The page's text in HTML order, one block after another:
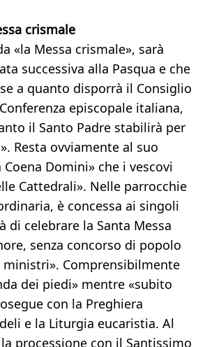
crismale
«la Messa crismale», sarà
successiva alla Pasqua e che
a quanto disporrà il Consiglio
episcopale italiana,
il Santo Padre stabilirà per
Resta ovviamente al suo
Domini» che i vescovi
Cattedrali». Nelle parrocchie
è concessa ai singoli
di celebrare la Santa Messa
senza concorso di popolo
Comprensibilmente
dei piedi» mentre «subito
con la Preghiera
e la Liturgia eucaristia. Al
processione con il Santissimo